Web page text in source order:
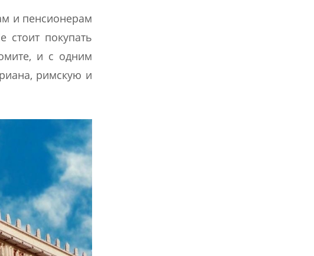
и пенсионерам
стоит покупать
и с одним
римскую и